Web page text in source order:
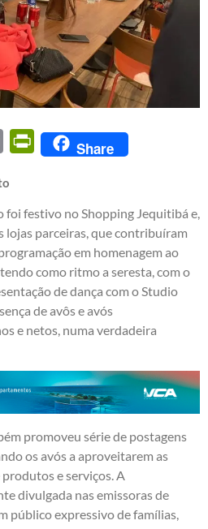
Email PrintFriendly
Share
foi festivo no Shopping Jequitibá e,
lojas parceiras, que contribuíram
em homenagem ao
como ritmo a seresta, com o
de dança com o Studio
de avôs e avós
e netos, numa verdadeira
promoveu série de postagens
os avós a aproveitarem as
e serviços. A
divulgada nas emissoras de
público expressivo de famílias,